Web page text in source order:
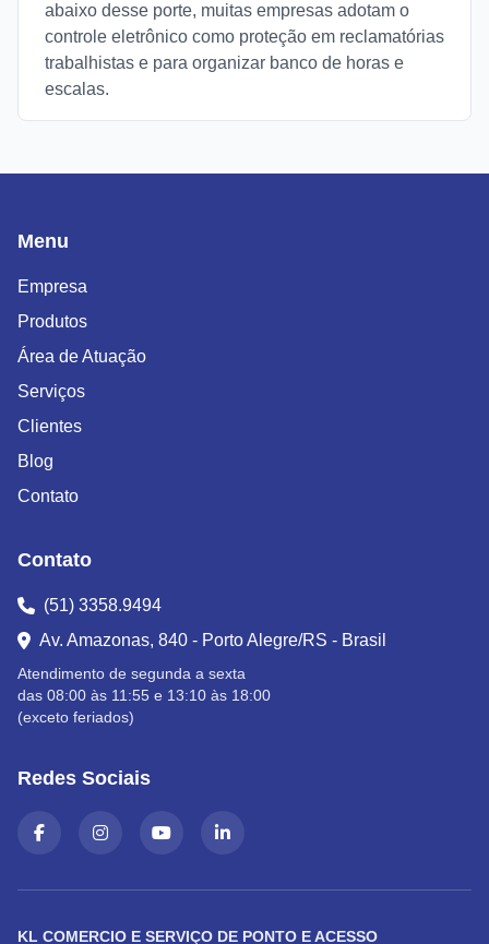
abaixo desse porte, muitas empresas adotam o
controle eletrônico como proteção em reclamatórias
trabalhistas e para organizar banco de horas e
escalas.
Menu
Empresa
Produtos
Área de Atuação
Serviços
Clientes
Blog
Contato
Contato
(51) 3358.9494
Av. Amazonas, 840 - Porto Alegre/RS - Brasil
Atendimento de segunda a sexta
das 08:00 às 11:55 e 13:10 às 18:00
(exceto feriados)
Redes Sociais
KL COMERCIO E SERVIÇO DE PONTO E ACESSO